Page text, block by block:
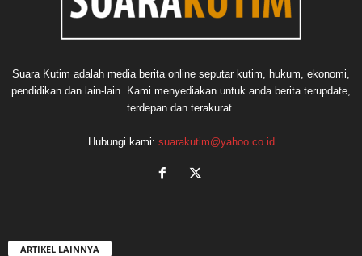
Suara Kutim adalah media berita online seputar kutim, hukum, ekonomi,
pendidikan dan lain-lain. Kami menyediakan untuk anda berita terupdate,
terdepan dan terakurat.
Hubungi kami: suarakutim@yahoo.co.id
ARTIKEL LAINNYA